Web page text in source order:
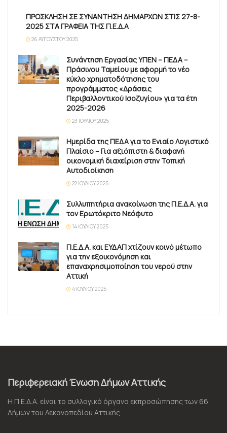
ΠΡΟΣΚΛΗΣΗ ΣΕ ΣΥΝΑΝΤΗΣΗ ΔΗΜΑΡΧΩΝ ΣΤΙΣ 27-8-
2025 ΣΤΑ ΓΡΑΦΕΙΑ ΤΗΣ Π.Ε.Δ.Α
26 ΑΥΓΟΎΣΤΟΥ 2025
Συνάντηση Εργασίας ΥΠΕΝ – ΠΕΔΑ –
Πράσινου Ταμείου με αφορμή το νέο
κύκλο χρηματοδότησης του
προγράμματος «Δράσεις
Περιβαλλοντικού Ισοζυγίου» για τα έτη
2025-2026
23 ΙΟΥΛΊΟΥ 2025
Ημερίδα της ΠΕΔΑ για το Ενιαίο Λογιστικό
Πλαίσιο – Για αξιόπιστη & διαφανή
οικονομική διαχείριση στην Τοπική
Αυτοδιοίκηση
22 ΙΟΥΛΊΟΥ 2025
Συλλυπητήρια ανακοίνωση της Π.Ε.Δ.Α. για
τον Ερωτόκριτο Νεόφυτο
14 ΙΟΥΛΊΟΥ 2025
Π.Ε.Δ.Α. και ΕΥΔΑΠ χτίζουν κοινό μέτωπο
για την εξοικονόμηση και
επαναχρησιμοποίηση του νερού στην
Αττική
4 ΙΟΥΛΊΟΥ 2025
Περιφερειακή Ένωση Δήμων Αττικής
Η Π.Ε.Δ.Α. είναι το συλλογικό όργανο εκπροσώπησης των 66
Δήμων του Λεκανοπεδίου Αττικής.